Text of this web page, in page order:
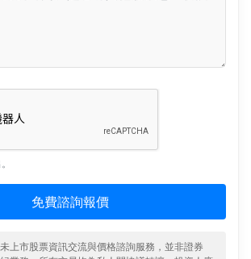
免費諮詢報價
上市股票資訊交流與價格諮詢服務，並非證券